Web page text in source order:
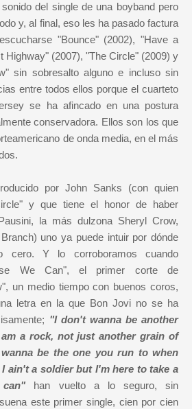
del single de una boyband pero
y, al final, eso les ha pasado factura
"Bounce" (2002), "Have a
Highway" (2007), "The Circle" (2009) y
sin sobresalto alguno e incluso sin
entre todos ellos porque el cuarteto
se ha afincado en una postura
conservadora. Ellos son los que
de onda media, en el más
por John Sanks (con quien
y que tiene el honor de haber
la más dulzona Sheryl Crow,
uno ya puede intuir por dónde
cero. Y lo corroboramos cuando
We Can", el primer corte de
un medio tiempo con buenos coros,
letra en la que Bon Jovi no se ha
"I don't wanna be another
a rock, not just another grain of
be the one you run to when
ain't a soldier but I'm here to take a
han vuelto a lo seguro, sin
este primer single, cien por cien